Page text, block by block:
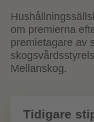
om premierna
premietagare av
Mellanskog.
Tidigare